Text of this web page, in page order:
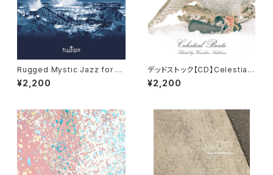
Rugged Mystic Jazz for T
ALISKER デッドストック
¥2,200
デッドストック【CD】Celestial
Beats selected by Kenichi
ro Nishihara
¥2,200